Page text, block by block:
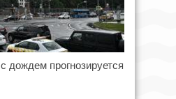
дождем прогнозируется